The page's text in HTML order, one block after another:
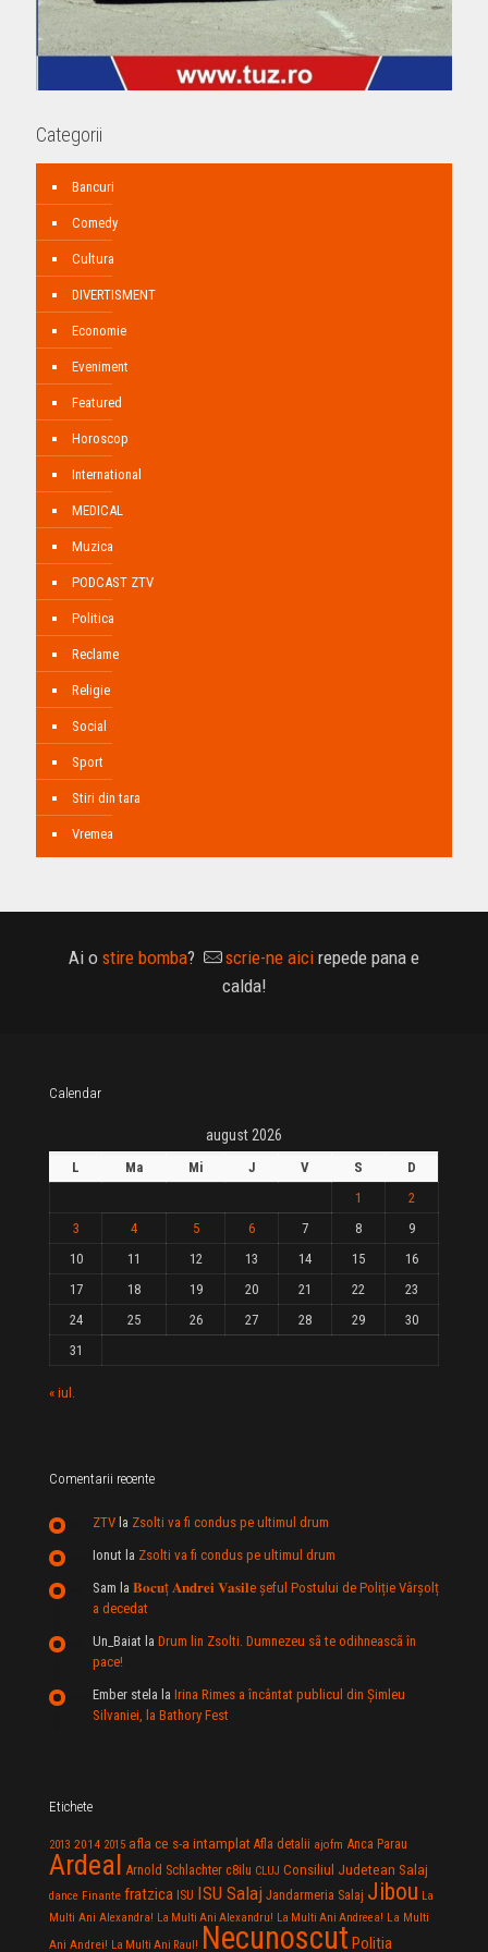
Categorii
Bancuri
Comedy
Cultura
DIVERTISMENT
Economie
Eveniment
Featured
Horoscop
International
MEDICAL
Muzica
PODCAST ZTV
Politica
Reclame
Religie
Social
Sport
Stiri din tara
Vremea
Ai o stire bomba? scrie-ne aici repede pana e
calda!
Calendar
august 2026
L Ma Mi J V S
D
1
2
3
4 5 6 7 8
9
10
11 12 13 14 15
16
17
18 19 20 21 22
23
24
25 26 27 28 29
30
31
« iul.
Comentarii recente
ZTV la Zsolti va fi condus pe ultimul drum
Ionut la Zsolti va fi condus pe ultimul drum
Sam la 𝐁𝐨𝐜𝐮ț 𝐀𝐧𝐝𝐫𝐞𝐢 𝐕𝐚𝐬𝐢𝐥e şeful Postului de Poliție Vârșolț
a decedat
Un_Baiat la Drum lin Zsolti. Dumnezeu sã te odihneascã în
pace!
Ember stela la Irina Rimes a încântat publicul din Şimleu
Silvaniei, la Bathory Fest
Etichete
2013 2014 2015 afla ce s-a intamplat Afla detalii ajofm Anca Parau
Ardeal Arnold Schlachter c8ilu CLUJ Consiliul Judetean Salaj
dance Finante fratzica ISU ISU Salaj Jandarmeria Salaj Jibou La
Multi Ani Alexandra! La Multi Ani Alexandru! La Multi Ani Andreea! La Multi
Ani Andrei! La Multi Ani Raul! Necunoscut Politia